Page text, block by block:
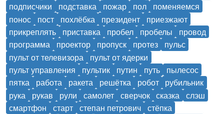
подписчики
подставка пожар пол
поменяемся
понос
пост похлёбка президент
приезжают
прикреплять
приставка пробел пробелы
провод
программа
проектор пропуск протез
пульс
пульт от телевизора
пульт от ядерки
пульт управления
пультик путин путь
пылесос
пятка
работа ракета решётка робот рубильник
рука
рукав рули самолет сверчок сказка слэш
смартфон
старт степан петрович стёпка